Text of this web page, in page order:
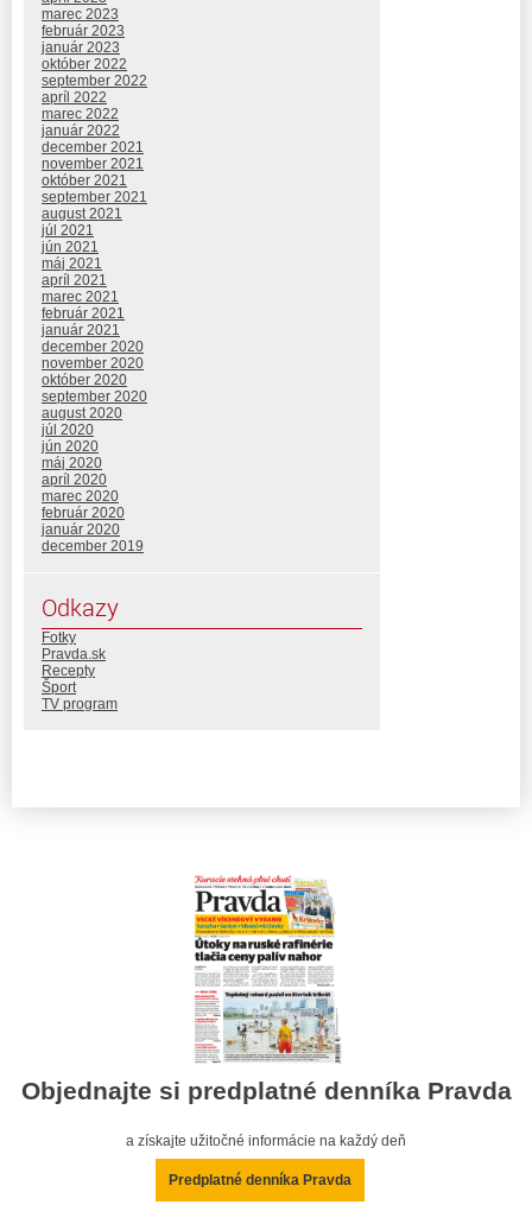
marec 2023
február 2023
január 2023
október 2022
september 2022
apríl 2022
marec 2022
január 2022
december 2021
november 2021
október 2021
september 2021
august 2021
júl 2021
jún 2021
máj 2021
apríl 2021
marec 2021
február 2021
január 2021
december 2020
november 2020
október 2020
september 2020
august 2020
júl 2020
jún 2020
máj 2020
apríl 2020
marec 2020
február 2020
január 2020
december 2019
Odkazy
Fotky
Pravda.sk
Recepty
Šport
TV program
Objednajte si predplatné denníka Pravda
a získajte užitočné informácie na každý deň
Predplatné denníka Pravda